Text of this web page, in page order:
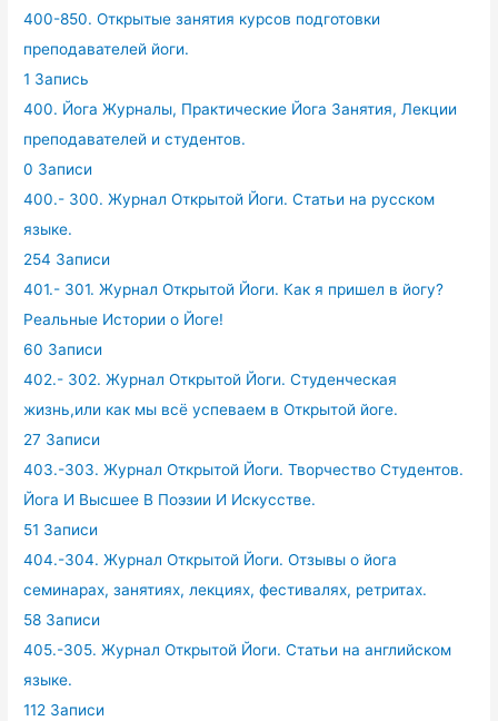
400-850. Открытые занятия курсов подготовки
преподавателей йоги.
1 Запись
400. Йога Журналы, Практические Йога Занятия, Лекции
преподавателей и студентов.
0 Записи
400.- 300. Журнал Открытой Йоги. Статьи на русском
языке.
254 Записи
401.- 301. Журнал Открытой Йоги. Как я пришел в йогу?
Реальные Истории о Йоге!
60 Записи
402.- 302. Журнал Открытой Йоги. Студенческая
жизнь,или как мы всё успеваем в Открытой йоге.
27 Записи
403.-303. Журнал Открытой Йоги. Творчество Студентов.
Йога И Высшее В Поэзии И Искусстве.
51 Записи
404.-304. Журнал Открытой Йоги. Отзывы о йога
семинарах, занятиях, лекциях, фестивалях, ретритах.
58 Записи
405.-305. Журнал Открытой Йоги. Статьи на английском
языке.
112 Записи